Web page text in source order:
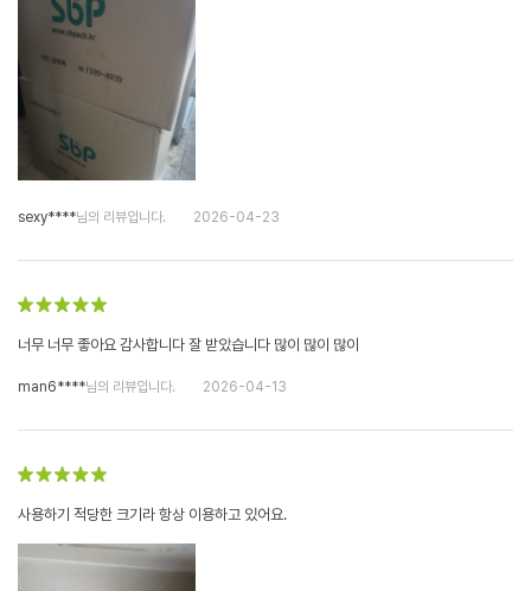
sexy****님의 리뷰입니다. 2026-04-23
너무 너무 좋아요 감사합니다 잘 받았습니다 많이 많이 많이
man6****님의 리뷰입니다. 2026-04-13
사용하기 적당한 크기라 항상 이용하고 있어요.